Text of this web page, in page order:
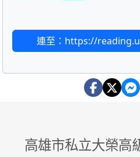
連至：https://
高雄市私立大榮高